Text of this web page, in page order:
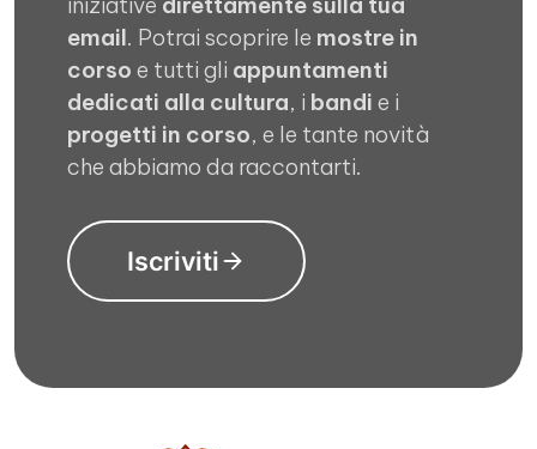
email. Potrai scoprire le mostre in
corso e tutti gli appuntamenti
dedicati alla cultura, i bandi e i
progetti in corso, e le tante novità
che abbiamo da raccontarti.
Iscriviti